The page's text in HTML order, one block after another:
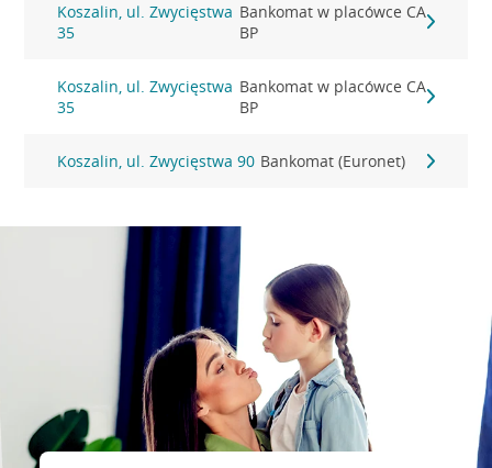
Koszalin, ul. Zwycięstwa
35
Bankomat w placówce CA
BP
Koszalin, ul. Zwycięstwa
35
Bankomat w placówce CA
BP
Koszalin, ul. Zwycięstwa 90 Bankomat (Euronet)